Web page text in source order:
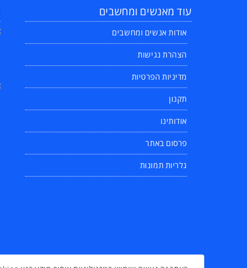
עוד מאנשים ומחשבים
אודות אנשים ומחשבים
הצהרת נגישות
מדיניות הפרטיות
תקנון
אודותינו
פרסום באתר
גלריות תמונות